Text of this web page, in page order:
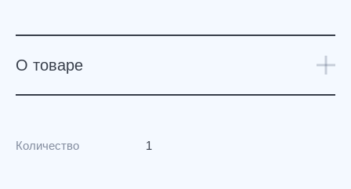
Количество 1
О товаре